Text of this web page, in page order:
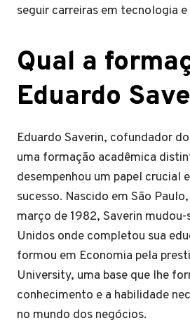
seguir carreiras em tecnologia
Qual a
Eduardo
Eduardo Saverin, cofundador
uma formação acadêmica
desempenhou um papel crucial
sucesso. Nascido em São
março de 1982, Saverin
Unidos onde completou sua
formou em Economia pela
University, uma base que lhe
conhecimento e a habilidade
no mundo dos negócios.